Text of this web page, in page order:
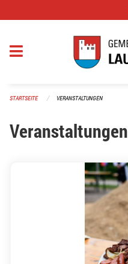
STARTSEITE VERANSTALTUNGEN
Veranstaltungen